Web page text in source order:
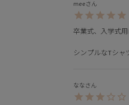
mee
卒業式、入学式
シンプルなTシ
なな